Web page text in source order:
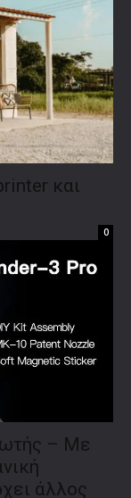
και
0
– Με
άλλος